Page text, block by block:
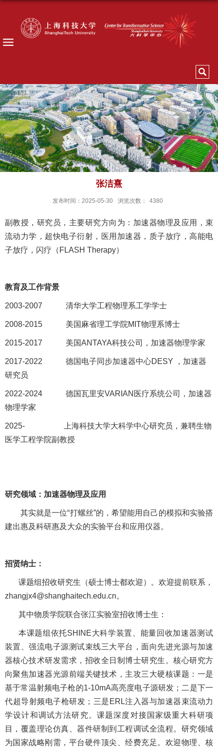
张洁熹
发布时间：2025-05-30 浏览次数： 4380
副教授，研究员，主要研究方向为：加速器物理及应用，束
流动力学，超快电子衍射，医用加速器，质子放疗，高能电
子放疗，闪疗（ FLASH Therapy）
教育及工作背景
2003-2007 清华大学工程物理系工学学士
2008-2015 美国麻省理工学院MIT物理系博士
2015-2017 美国ANTAYA科技公司，加速器物理学家
2017-2022 德国电子同步加速器中心DESY ，加速器
研究员
2022-2024 德国瓦里安VARIAN医疗系统公司，加速器
物理学家
2025- 上海科技大学大科学中心研究员，兼聘生物
医学工程学院副教授
研究领域：加速器物理及应用
其实就是一位“打螺丝”的，希望能用自己的模拟和实验搭
建出惠及科研惠及大众的实验平台和应用仪器。
招贤纳士：
课题组招收研究生（硕士博士都欢迎）。欢迎提前联系，
zhangjx4@shanghaitech.edu.cn。
其中物质学院联合张江实验室招收博士生：
本课题组依托SHINE大科学装置、能量回收加速器测试
装置、强流电子源测试束线三大平台，面向先进光源与加速
器核心技术研发需求，招收全日制博士研究生。核心研究方
向聚焦加速器光源前端关键技术，主攻三大硬核课题：一是
基于常温射频电子枪的1-10mA高亮度电子源研发；二是下一
代超导射频电子枪研发；三是ERL注入器与加速器束流动力
学设计和调试方法研究。课题深度对接国家级重大科研项
目，覆盖理论仿真、器件研制到工程调试全流程。研究领域
为国家战略刚需，平台硬件顶尖、经费充足。欢迎物理、核